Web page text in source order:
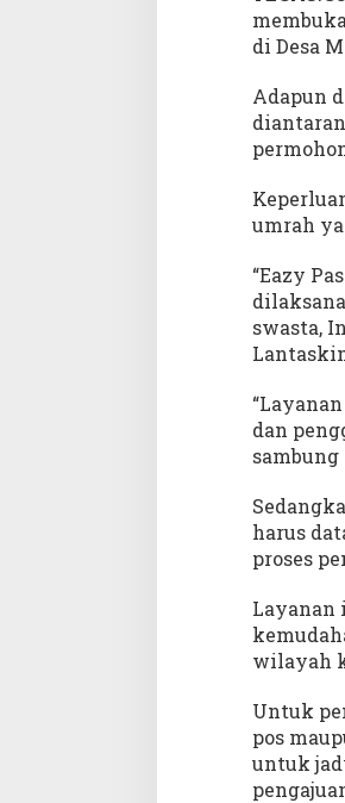
o
r
d
i
B
t
n
T
e
n
g
a
di Desa
Adapun
umrah
“Eazy
swasta,
dan
harus
proses
Layanan
wilayah
Untuk
pos
untuk